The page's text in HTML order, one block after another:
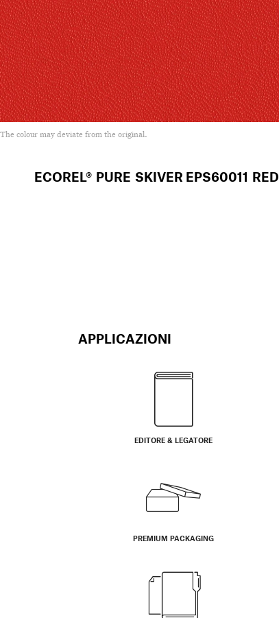
The colour may deviate from the original.
ECOREL® PURE SKIVER EPS60011 RED
APPLICAZIONI
EDITORE & LEGATORE
PREMIUM PACKAGING